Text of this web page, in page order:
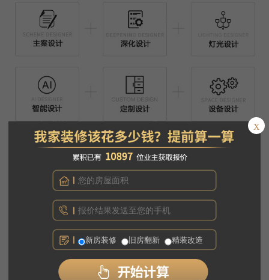
x
新房装修 旧房翻新 精装改造